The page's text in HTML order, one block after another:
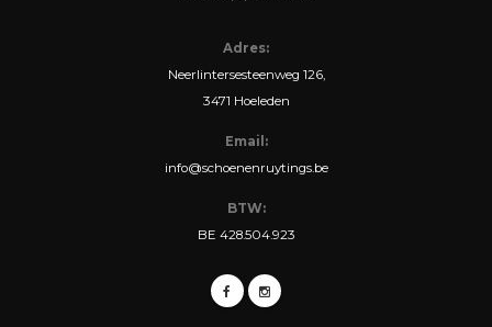
Adres:
Neerlintersesteenweg 126,
3471 Hoeleden
Email:
info@schoenenruytings.be
BTW:
BE 428.504.923